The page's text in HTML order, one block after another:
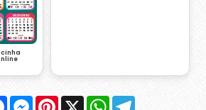
FacebookMessenger
Pinterest
X WhatsApp